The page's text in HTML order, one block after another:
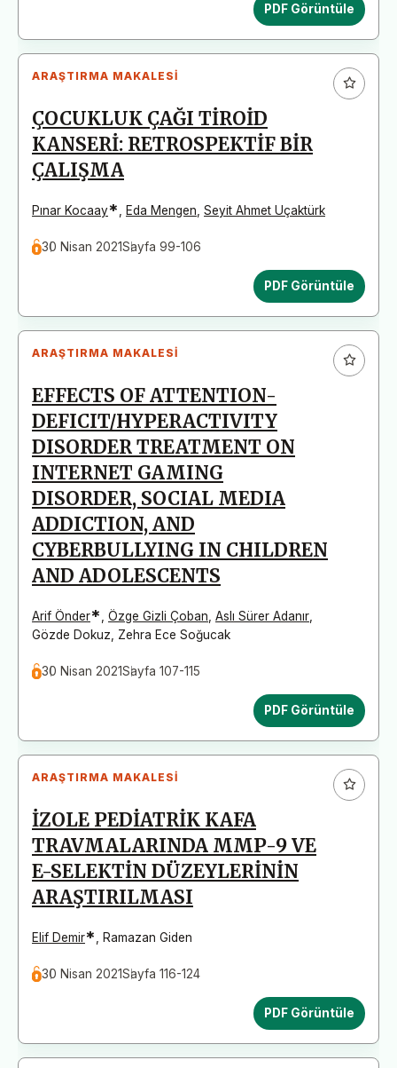
PDF Görüntüle
ARAŞTIRMA MAKALESI
ÇOCUKLUK ÇAĞI TİROİD
KANSERİ: RETROSPEKTİF BİR
ÇALIŞMA
Pınar Kocaay* Eda Mengen Seyit Ahmet Uçaktürk
30 Nisan 2021Sayfa 99-106
PDF Görüntüle
ARAŞTIRMA MAKALESI
EFFECTS OF ATTENTION-
DEFICIT/HYPERACTIVITY
DISORDER TREATMENT ON
INTERNET GAMING
DISORDER, SOCIAL MEDIA
ADDICTION, AND
CYBERBULLYING IN CHILDREN
AND ADOLESCENTS
Arif Önder* Özge Gizli Çoban Aslı Sürer Adanır
Gözde Dokuz
Zehra Ece Soğucak
30 Nisan 2021Sayfa 107-115
PDF Görüntüle
ARAŞTIRMA MAKALESI
İZOLE PEDİATRİK KAFA
TRAVMALARINDA MMP-9 VE
E-SELEKTİN DÜZEYLERİNİN
ARAŞTIRILMASI
Elif Demir* Ramazan Giden
30 Nisan 2021Sayfa 116-124
PDF Görüntüle